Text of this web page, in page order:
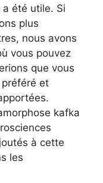
été utile. Si
plus
nous avons
vous pouvez
que vous
et
kafka
à cette
les